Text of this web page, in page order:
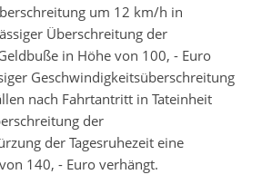
um 12 km/h in
Überschreitung der
in Höhe von 100, - Euro
Geschwindigkeitsüberschreitung
nach Fahrtantritt in Tateinheit
der
der Tagesruhezeit eine
140, - Euro verhängt.